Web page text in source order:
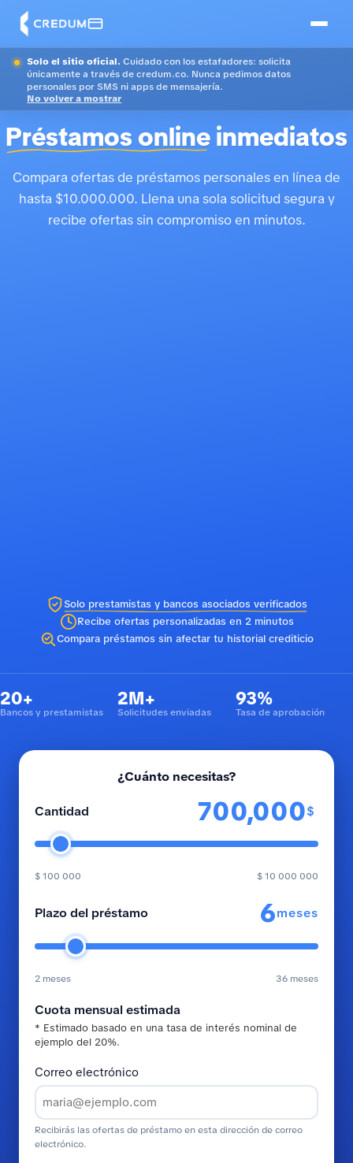
Solo el sitio oficial. Cuidado con los estafadores: solicita
únicamente a través de credum.co. Nunca pedimos datos
personales por SMS ni apps de mensajería.
No volver a mostrar
Préstamos onlineinmediatos
Compara ofertas de préstamos personales en línea de
hasta $10.000.000. Llena una sola solicitud segura y
recibe ofertas sin compromiso en minutos.
Solo prestamistas y bancos asociados verificados
Recibe ofertas personalizadas en 2 minutos
Compara préstamos sin afectar tu historial crediticio
20+
Bancos y prestamistas
2M+
Solicitudes enviadas
93%
Tasa de aprobación
¿Cuánto necesitas?
Cantidad $
$ 100 000 $ 10 000 000
Plazo del préstamo meses
2 meses 36 meses
Cuota mensual estimada
* Estimado basado en una tasa de interés nominal de
ejemplo del 20%.
Correo electrónico
Recibirás las ofertas de préstamo en esta dirección de correo
electrónico.